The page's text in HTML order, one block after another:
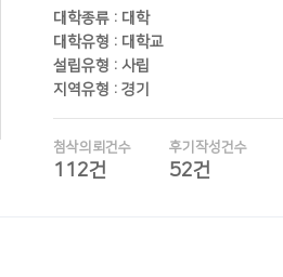
대학종류 : 대학
대학유형 : 대학교
설립유형 : 사립
지역유형 : 경기
첨삭의뢰건수
112건
후기작성건수
52건